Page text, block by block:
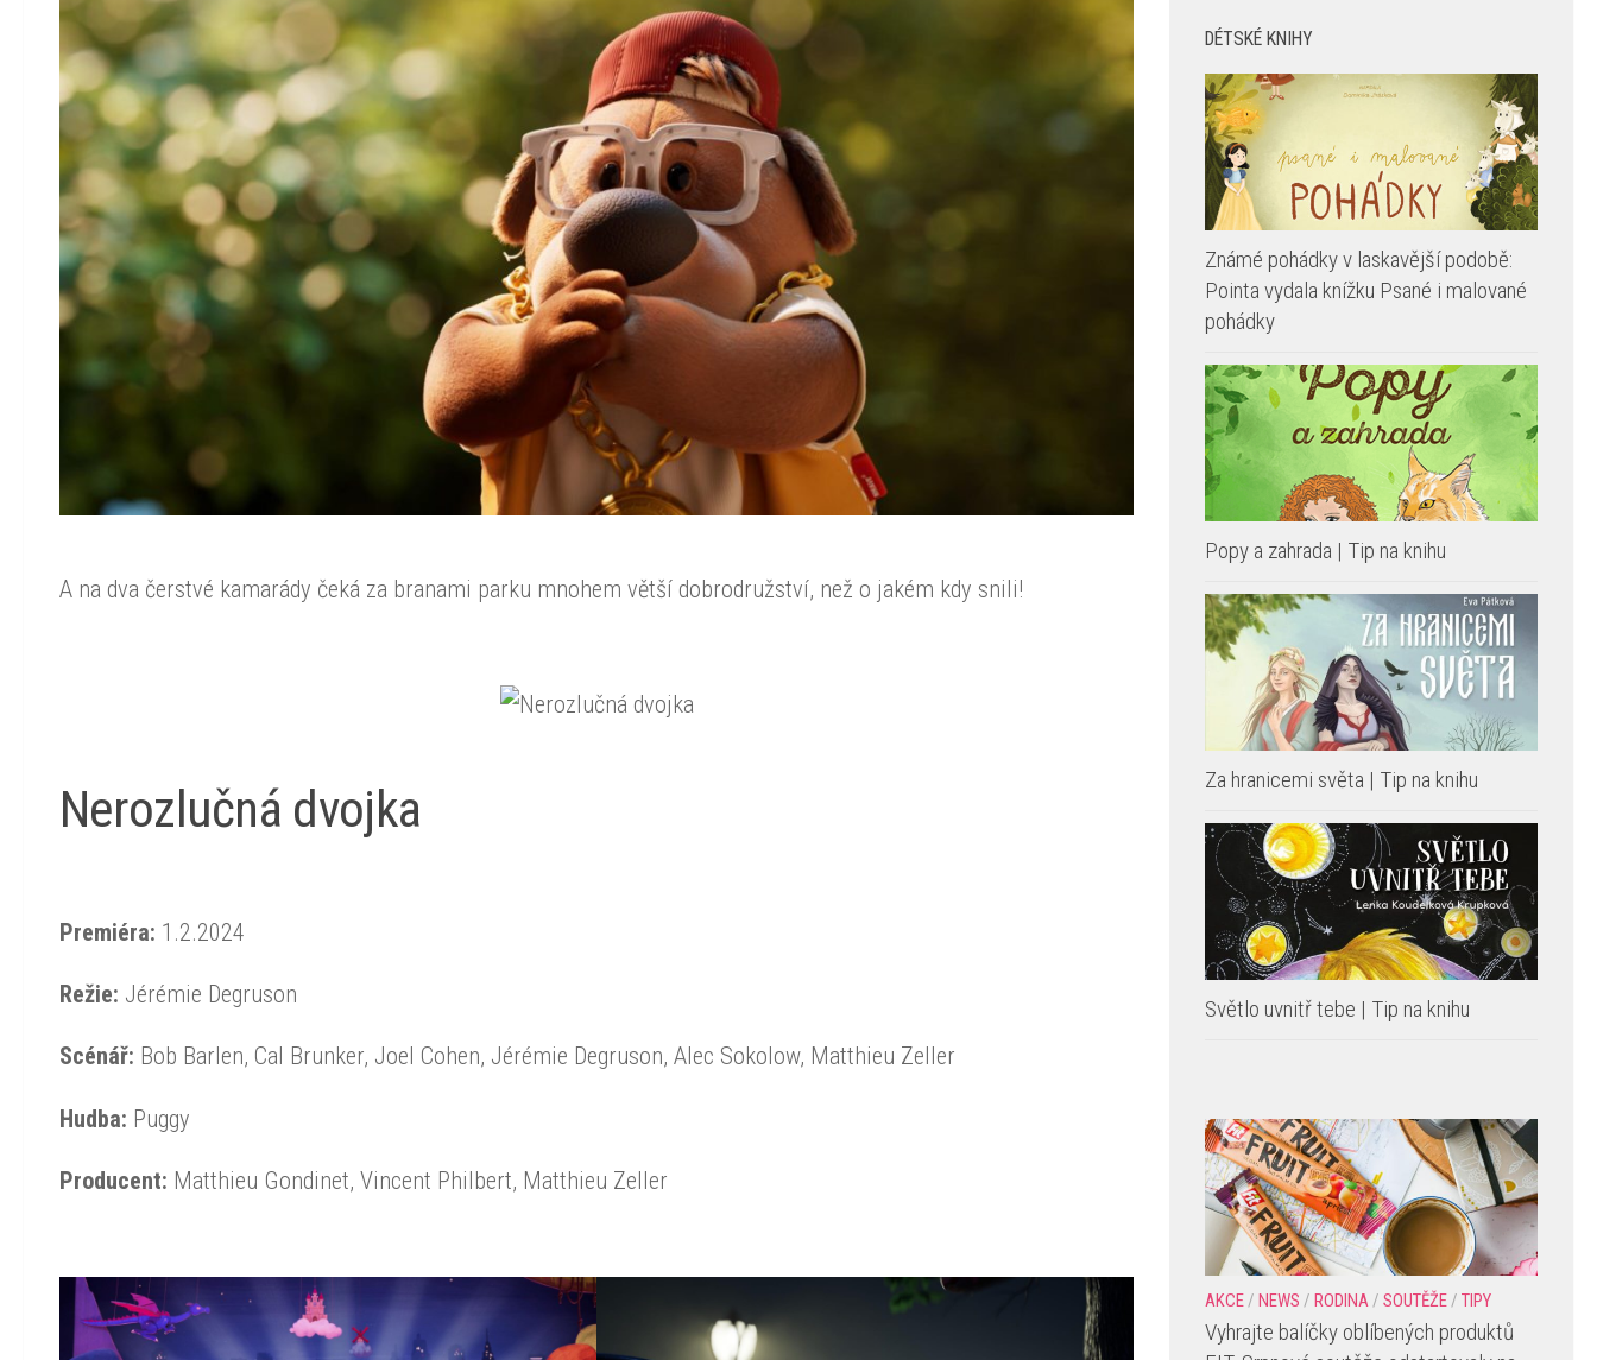
A na dva čerstvé kamarády čeká za branami parku mnohem větší dobrodružství, než o jakém kdy snili!
Nerozlučná dvojka
Premiéra: 1.2.2024
Režie: Jérémie Degruson
Scénář: Bob Barlen, Cal Brunker, Joel Cohen, Jérémie Degruson, Alec Sokolow, Matthieu Zeller
Hudba: Puggy
Producent: Matthieu Gondinet, Vincent Philbert, Matthieu Zeller
DÉTSKÉ KNIHY
Známé pohádky v laskavější podobě:
pohádky
Popy a zahrada | Tip na knihu
Za hranicemi světa | Tip na knihu